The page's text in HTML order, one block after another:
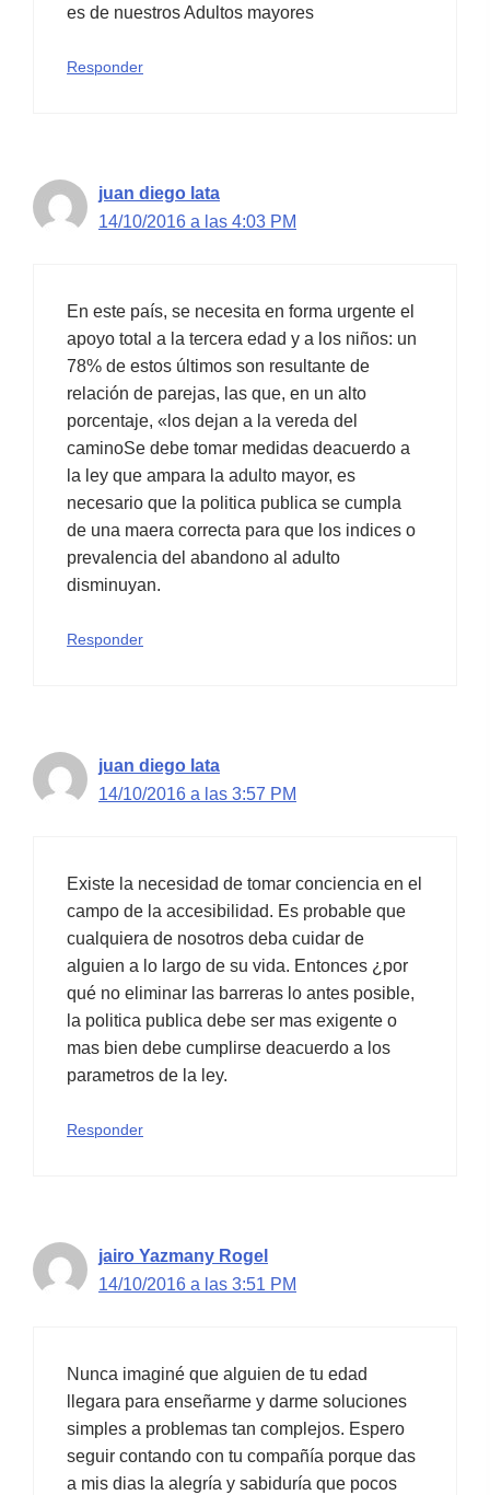
es de nuestros Adultos mayores
Responder
juan diego lata
14/10/2016 a las 4:03 PM
En este país, se necesita en forma urgente el
apoyo total a la tercera edad y a los niños: un
78% de estos últimos son resultante de
relación de parejas, las que, en un alto
porcentaje, «los dejan a la vereda del
caminoSe debe tomar medidas deacuerdo a
la ley que ampara la adulto mayor, es
necesario que la politica publica se cumpla
de una maera correcta para que los indices o
prevalencia del abandono al adulto
disminuyan.
Responder
juan diego lata
14/10/2016 a las 3:57 PM
Existe la necesidad de tomar conciencia en el
campo de la accesibilidad. Es probable que
cualquiera de nosotros deba cuidar de
alguien a lo largo de su vida. Entonces ¿por
qué no eliminar las barreras lo antes posible,
la politica publica debe ser mas exigente o
mas bien debe cumplirse deacuerdo a los
parametros de la ley.
Responder
jairo Yazmany Rogel
14/10/2016 a las 3:51 PM
Nunca imaginé que alguien de tu edad
llegara para enseñarme y darme soluciones
simples a problemas tan complejos. Espero
seguir contando con tu compañía porque das
a mis dias la alegría y sabiduría que pocos